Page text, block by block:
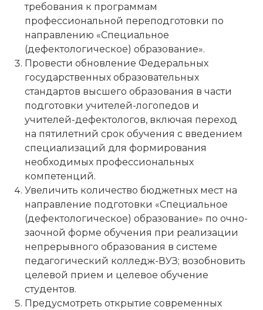
требования к программам
профессиональной переподготовки по
направлению «Специальное
(дефектологическое) образование».
Провести обновление Федеральных
государственных образовательных
стандартов высшего образования в части
подготовки учителей-логопедов и
учителей-дефектологов, включая переход
на пятилетний срок обучения с введением
специализаций для формирования
необходимых профессиональных
компетенций.
Увеличить количество бюджетных мест на
направление подготовки «Специальное
(дефектологическое) образование» по очно-
заочной форме обучения при реализации
непрерывного образования в системе
педагогический колледж-ВУЗ; возобновить
целевой прием и целевое обучение
студентов.
Предусмотреть открытие современных